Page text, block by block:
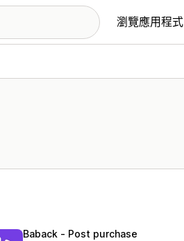
瀏覽應用程式
Baback ‑ Post purchase